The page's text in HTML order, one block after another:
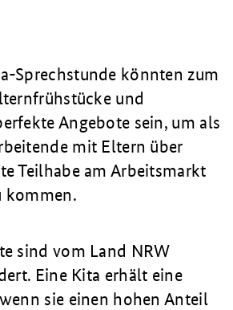
Sprechstunde könnten zum
und
Angebote sein, um als
mit Eltern über
Teilhabe am Arbeitsmarkt
kommen.
sind vom Land NRW
Eine Kita erhält eine
sie einen hohen Anteil